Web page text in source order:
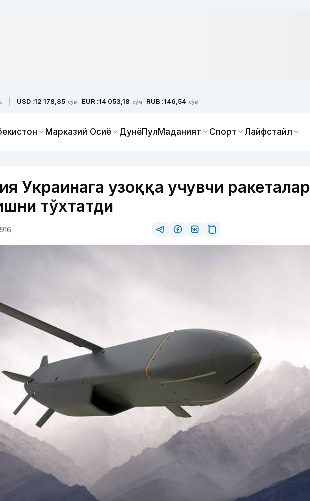
USD :12 178,85 сўм EUR :14 053,18 сўм RUB :146,54 сўм
Марказий Осиё ДунёПулМаданият Спорт Лайфстайл
Украинага узоққа учувчи ракеталар
тўхтатди